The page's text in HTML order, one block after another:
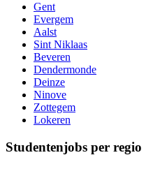
Gent
Evergem
Aalst
Sint Niklaas
Beveren
Dendermonde
Deinze
Ninove
Zottegem
Lokeren
Studentenjobs per regio